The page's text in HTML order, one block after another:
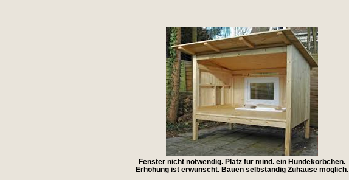
Fenster nicht notwendig. Platz für mind. ein Hundekörbchen.
Erhöhung ist erwünscht. Bauen selbständig Zuhause möglich.